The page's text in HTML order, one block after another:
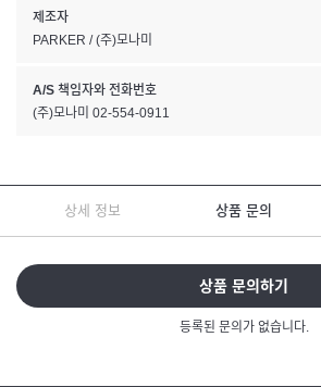
제조자
PARKER / (주)모나미
A/S 책임자와 전화번호
(주)모나미 02-554-0911
상세 정보 상품 문의
상품 문의하기
등록된 문의가 없습니다.